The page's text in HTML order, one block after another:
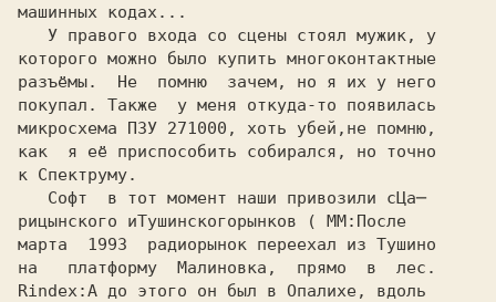
машинных кодах...
которого можно было купить многоконтактные
разъёмы.  Не  помню  зачем, но я их у него
покупал. Также  у меня откуда-то появилась
микросхема ПЗУ 271000, хоть убей,не помню,
как  я её приспособить собирался, но точно
к Спектруму.
   Софт  в тот момент наши привозили с
рицынского иТушинскогорынков ( ММ: После
марта  1993  радиорынок переехал из Тушино
на   платформу  Малиновка,  прямо  в  лес.
Rindex: